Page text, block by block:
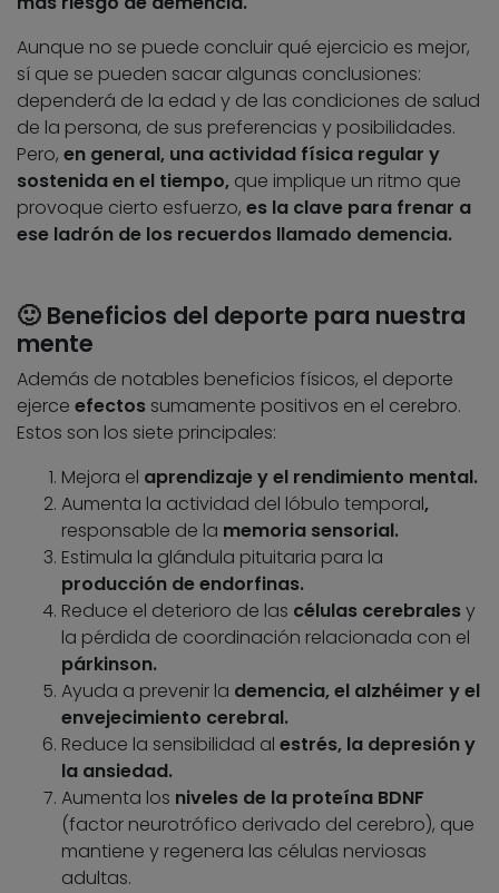
Aunque no se puede concluir qué ejercicio es mejor,
sí que se pueden sacar algunas conclusiones:
dependerá de la edad y de las condiciones de salud
de la persona, de sus preferencias y posibilidades.
Pero, en general, una actividad física regular y
sostenida en el tiempo, que implique un ritmo que
provoque cierto esfuerzo, es la clave para frenar a
ese ladrón de los recuerdos llamado demencia.
🙂 Beneficios del deporte para nuestra
mente
Además de notables beneficios físicos, el deporte
ejerce efectos sumamente positivos en el cerebro.
Estos son los siete principales:
Mejora el aprendizaje y el rendimiento mental.
Aumenta la actividad del lóbulo temporal,
responsable de la memoria sensorial.
Estimula la glándula pituitaria para la
producción de endorfinas.
Reduce el deterioro de las células cerebralesy
la pérdida de coordinación relacionada con el
párkinson.
Ayuda a prevenir la demencia, el alzhéimer y el
envejecimiento cerebral.
Reduce la sensibilidad al estrés, la depresión y
la ansiedad.
Aumenta los niveles de la proteína BDNF
(factor neurotrófico derivado del cerebro), que
mantiene y regenera las células nerviosas
adultas.